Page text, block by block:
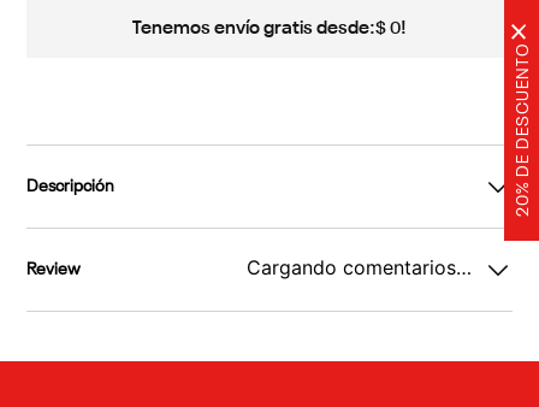
20% DE DESCUENTO
×
Tenemos envío gratis desde:$ 0!
Descripción
Review Cargando comentarios…